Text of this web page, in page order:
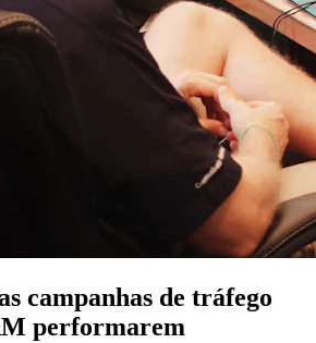
campanhas de tráfego
performarem